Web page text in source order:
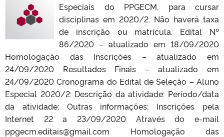
Especiais do PPGECM, para cursar
disciplinas em 2020/2. Não haverá taxa
de inscrição ou matrícula. Edital Nº
86/2020 – atualizado em 18/09/2020
Homologação das Inscrições – atualizado em
24/09/2020 Resultados Finais – atualizado em
24/09/2020 Cronograma do Edital de Seleção – Aluno
Especial 2020/2: Descrição da atividade: Período/data
da atividade: Outras informações: Inscrições pela
Internet 22 a 23/09/2020 Através do e-mail
ppgecm.editais@gmail.com Homologação das